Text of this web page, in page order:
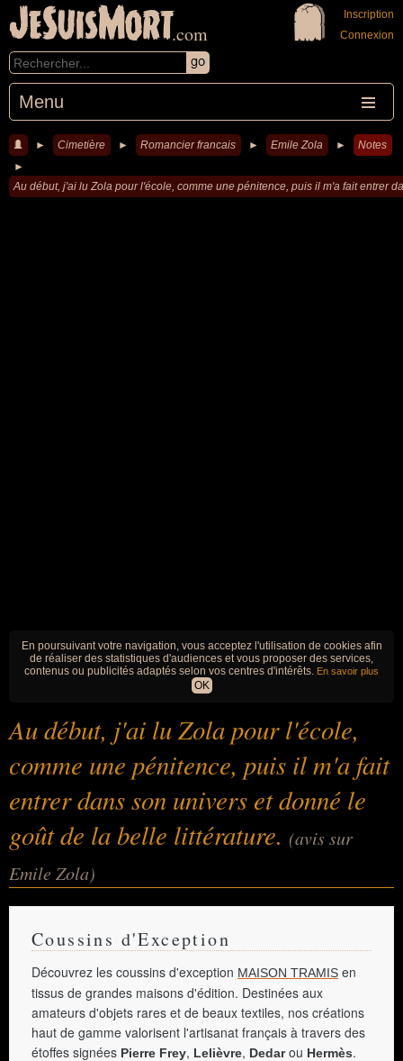
JeSuisMort.com
Menu
Inscription
Connexion
► Cimetière ► Romancier francais ► Emile Zola ►
Notes
►
Au début, j'ai lu Zola pour l'école, comme une pénitence, puis il m'a fait entrer
En poursuivant votre navigation, vous acceptez l'utilisation de cookies afin
de réaliser des statistiques d'audiences et vous proposer des services,
contenus ou publicités adaptés selon vos centres d'intérêts. En savoir plus
OK
Au début, j'ai lu Zola pour l'école,
comme une pénitence, puis il m'a fait
entrer dans son univers et donné le
goût de la belle littérature. (avis sur
Emile Zola)
Coussins d'Exception
Découvrez les coussins d'exception MAISON TRAMIS en
tissus de grandes maisons d'édition. Destinées aux
amateurs d'objets rares et de beaux textiles, nos créations
haut de gamme valorisent l'artisanat français à travers des
étoffes signées Pierre Frey, Lelièvre, Dedarou Hermès.